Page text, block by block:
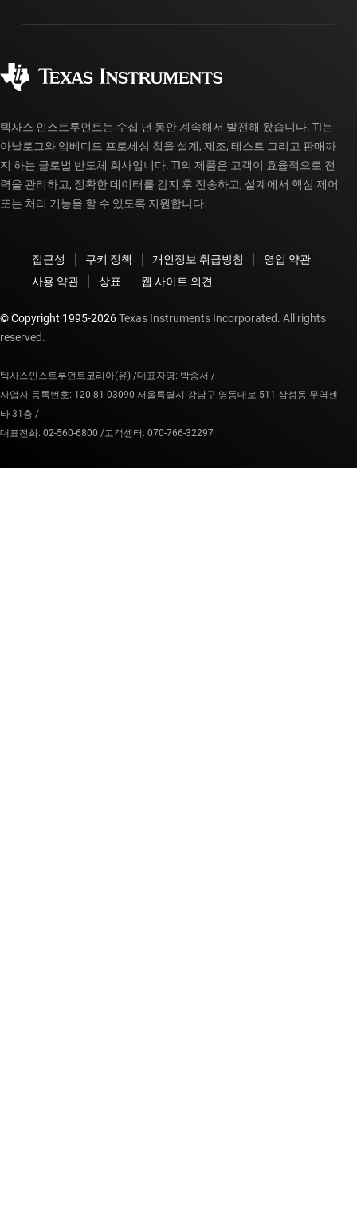
myTI 계정 FAQ
주문 FAQ
텍사스 인스트루먼트는 수십 년 동안 계속해서 발전해 왔습니다. TI는
아날로그와 임베디드 프로세싱 칩을 설계, 제조, 테스트 그리고 판매까
지 하는 글로벌 반도체 회사입니다. TI의 제품은 고객이 효율적으로 전
력을 관리하고, 정확한 데이터를 감지 후 전송하고, 설계에서 핵심 제어
또는 처리 기능을 할 수 있도록 지원합니다.
접근성 쿠키 정책 개인정보 취급방침
영업 약관
사용 약관
상표 웹 사이트 의견
© Copyright 1995-2026Texas Instruments Incorporated. All rights
reserved.
텍사스인스트루먼트코리아(유) /대표자명: 박중서 /
사업자 등록번호: 120-81-03090 서울특별시 강남구 영동대로 511 삼성동 무역센
타 31층 /
대표전화: 02-560-6800 /고객센터: 070-766-32297